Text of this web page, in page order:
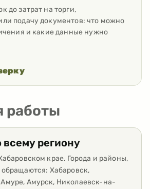
до затрат на торги,
подачу документов: что можно
и какие данные нужно
работы
всему региону
крае. Города и районы,
Хабаровск,
Амурск, Николаевск-на-